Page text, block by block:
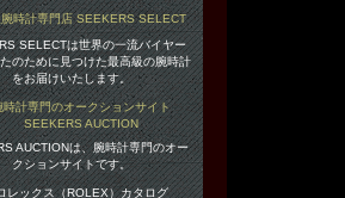
SELECTは世界の一流バイヤー
のために見つけた最高級の腕時計
をお届けいたします。
AUCTIONは、腕時計専門のオー
クションサイトです。